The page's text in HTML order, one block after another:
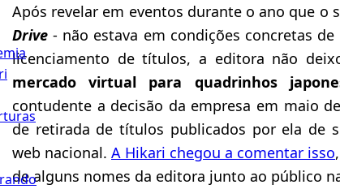
Após revelar em eventos durante o ano que o
Drive - não estava em condições concretas
licenciamento de títulos, a editora não
mercado virtual para quadrinhos
contudente a decisão da empresa em maio
de retirada de títulos publicados por ela de
web nacional. A Hikari chegou a comentar isso
de alguns nomes da editora junto ao público